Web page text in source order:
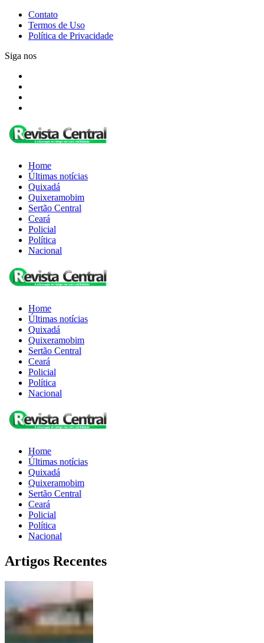
Contato
Termos de Uso
Política de Privacidade
Siga nos
Home
Últimas notícias
Quixadá
Quixeramobim
Sertão Central
Ceará
Policial
Política
Nacional
Home
Últimas notícias
Quixadá
Quixeramobim
Sertão Central
Ceará
Policial
Política
Nacional
Home
Últimas notícias
Quixadá
Quixeramobim
Sertão Central
Ceará
Policial
Política
Nacional
Artigos Recentes